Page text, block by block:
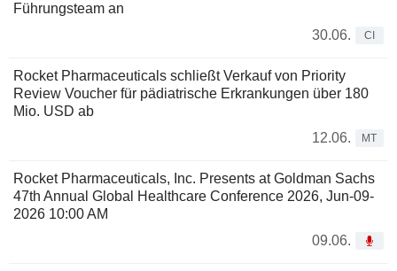
Führungsteam an
30.06.
CI
Rocket Pharmaceuticals schließt Verkauf von Priority
Review Voucher für pädiatrische Erkrankungen über 180
Mio. USD ab
12.06.
MT
Rocket Pharmaceuticals, Inc. Presents at Goldman Sachs
47th Annual Global Healthcare Conference 2026, Jun-09-
2026 10:00 AM
09.06.